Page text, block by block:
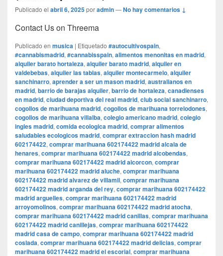
Publicado el abril 6, 2025poradmin—No hay comentarios ↓
Contact Us on Threema
Publicado en musica | Etiquetado #autocultivospain,
#cannabismadrid, #cannabisspain, alimentos menonitas en madrid,
alquiler barato hortaleza, alquiler barato madrid, alquiler en
valdebebas, alquiler las tablas, alquiler montecarmelo, alquiler
sanchinarro, aprender a ser un mason madrid, australianos en
madrid, barrio de barajas alquiler, barrio de hortaleza, canadienses
en madrid, ciudad deportiva del real madrid, club social sanchinarro,
cogollos de marihuana madrid, cogollos de marihuana torrelodones,
cogollos de marihuana villalba, colegio americano madrid, colegio
ingles madrid, comida ecologica madrid, comprar alimentos
saludables ecologicos madrid, comprar extraccion hash madrid
602174422, comprar marihuana 602174422 madrid alcala de
henares, comprar marihuana 602174422 madrid alcobendas,
comprar marihuana 602174422 madrid alcorcon, comprar
marihuana 602174422 madrid aluche, comprar marihuana
602174422 madrid alvarez de villamil, comprar marihuana
602174422 madrid arganda del rey, comprar marihuana 602174422
madrid arguelles, comprar marihuana 602174422 madrid
arroyomolinos, comprar marihuana 602174422 madrid atocha,
comprar marihuana 602174422 madrid canillas, comprar marihuana
602174422 madrid canillejas, comprar marihuana 602174422
madrid casa de campo, comprar marihuana 602174422 madrid
coslada, comprar marihuana 602174422 madrid delicias, comprar
marihuana 602174422 madrid el escorial, comprar marihuana